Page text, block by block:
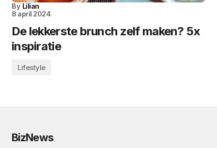
By Lilian
8 april 2024
De lekkerste brunch zelf maken? 5x
inspiratie
Lifestyle
BizNews